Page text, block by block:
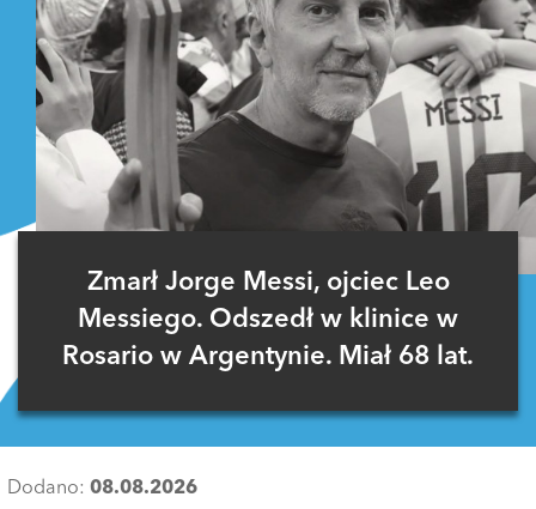
Zmarł Jorge Messi, ojciec Leo
Messiego. Odszedł w klinice w
Rosario w Argentynie. Miał 68 lat.
Dodano: 08.08.2026